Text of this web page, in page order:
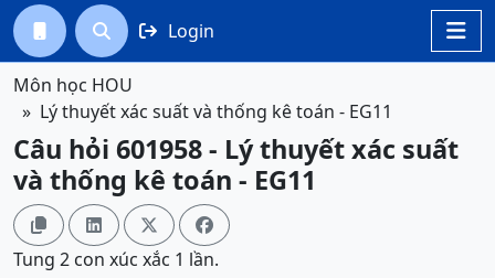

  Login
Môn học HOU
Lý thuyết xác suất và thống kê toán - EG11
Câu hỏi 601958 - Lý thuyết xác suất
và thống kê toán - EG11
   
Tung 2 con xúc xắc 1 lần.